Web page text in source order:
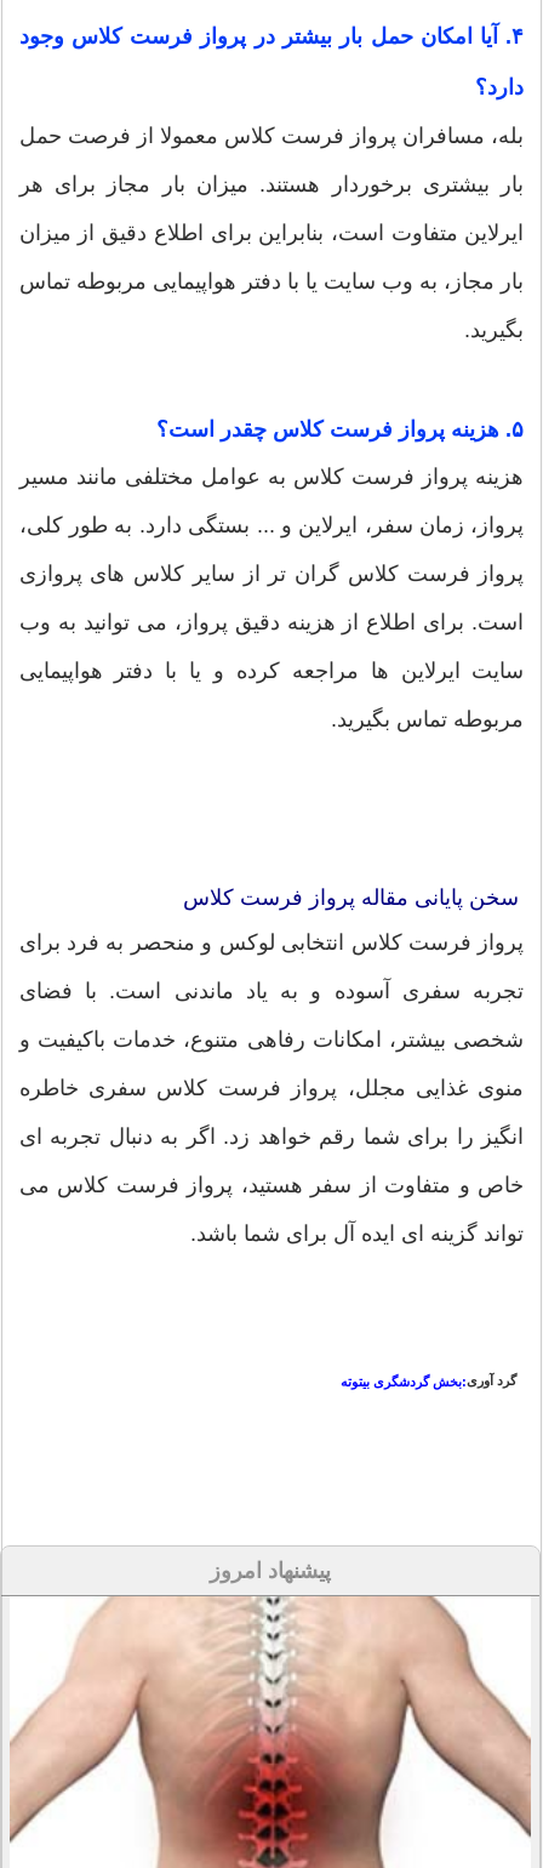
۴. آیا امکان حمل بار بیشتر در پرواز فرست کلاس وجود
دارد؟
بله، مسافران پرواز فرست کلاس معمولا از فرصت حمل
بار بیشتری برخوردار هستند. میزان بار مجاز برای هر
ایرلاین متفاوت است، بنابراین برای اطلاع دقیق از میزان
بار مجاز، به وب سایت یا با دفتر هواپیمایی مربوطه تماس
بگیرید.
۵. هزینه پرواز فرست کلاس چقدر است؟
هزینه پرواز فرست کلاس به عوامل مختلفی مانند مسیر
پرواز، زمان سفر، ایرلاین و ... بستگی دارد. به طور کلی،
پرواز فرست کلاس گران تر از سایر کلاس های پروازی
است. برای اطلاع از هزینه دقیق پرواز، می توانید به وب
سایت ایرلاین ها مراجعه کرده و یا با دفتر هواپیمایی
مربوطه تماس بگیرید.
سخن پایانی مقاله پرواز فرست کلاس
پرواز فرست کلاس انتخابی لوکس و منحصر به فرد برای
تجربه سفری آسوده و به یاد ماندنی است. با فضای
شخصی بیشتر، امکانات رفاهی متنوع، خدمات باکیفیت و
منوی غذایی مجلل، پرواز فرست کلاس سفری خاطره
انگیز را برای شما رقم خواهد زد. اگر به دنبال تجربه ای
خاص و متفاوت از سفر هستید، پرواز فرست کلاس می
تواند گزینه ای ایده آل برای شما باشد.
گرد آوری:بخش گردشگری بیتوته
پیشنهاد امروز